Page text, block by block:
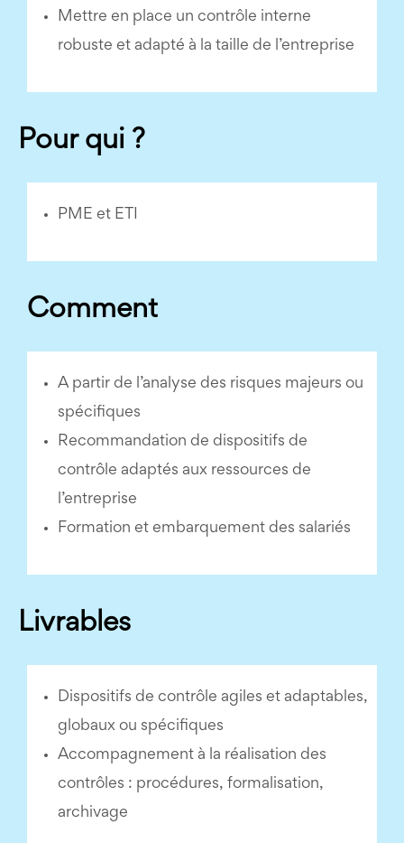
Mettre en place un contrôle interne
robuste et adapté à la taille de l’entreprise
Pour qui ?
PME et ETI
Comment
A partir de l’analyse des risques majeurs ou
spécifiques
Recommandation de dispositifs de
contrôle adaptés aux ressources de
l’entreprise
Formation et embarquement des salariés
Livrables
Dispositifs de contrôle agiles et adaptables,
globaux ou spécifiques
Accompagnement à la réalisation des
contrôles : procédures, formalisation,
archivage